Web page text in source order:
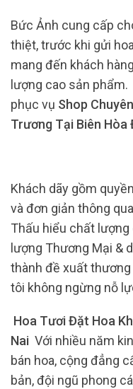
Bức Ảnh cung cấp
thiệt, trước khi gửi
mang đến khách
lượng cao sản phẩm.
phục vụ Shop
Trương Tại Biên Hòa
Khách dãy gồm
và đơn giản thông
Thấu hiểu chất
lượng Thương Mại &
thành đề xuất thương
tôi không ngừng nỗ
Hoa Tươi Đặt Hoa
Nai Với nhiều năm
bán hoa, cộng đẳng
bản, đội ngũ phong